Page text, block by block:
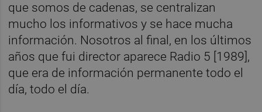
que somos de cadenas, se centralizan
mucho los informativos y se hace mucha
información. Nosotros al final, en los últimos
años que fui director aparece Radio 5 [1989],
que era de información permanente todo el
día, todo el día.